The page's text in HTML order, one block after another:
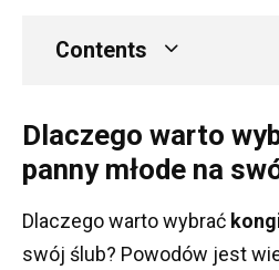
Contents
Dlaczego warto
panny młode na
Dlaczego warto wybrać
swój ślub? Powodów jest